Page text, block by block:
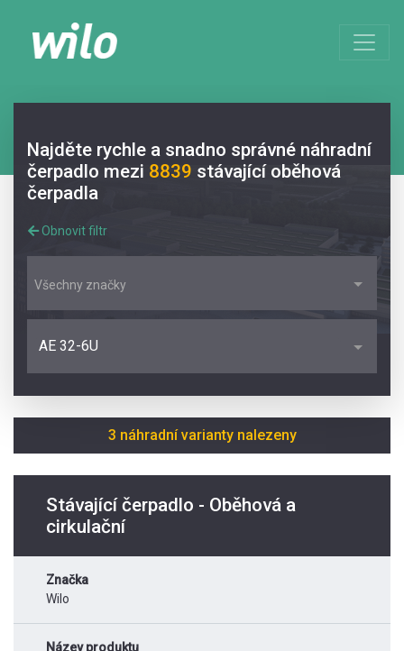
Najděte rychle a snadno správné náhradní
čerpadlo mezi 8839 stávající oběhová
čerpadla
Obnovit filtr
Všechny značky
AE 32-6U
3 náhradní varianty nalezeny
Stávající čerpadlo - Oběhová a
cirkulační
Značka
Wilo
Název produktu